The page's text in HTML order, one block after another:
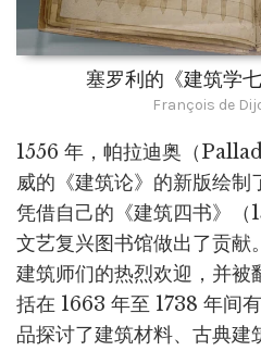
塞罗利的《建筑学
François de
1556 年，帕拉迪奥（
威的《建筑论》的新版绘制
凭借自己的《建筑四书》（
文艺复兴图书馆做出了贡献
建筑师们的热烈欢迎，并被
括在 1663 年至 1738 年间
品探讨了建筑材料、古典建